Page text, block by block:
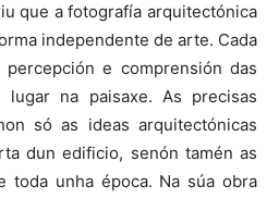
que a fotografía arquitectónica
independente de arte. Cada
e comprensión das
na paisaxe. As precisas
só as ideas arquitectónicas
dun edificio, senón tamén as
toda unha época. Na súa obra